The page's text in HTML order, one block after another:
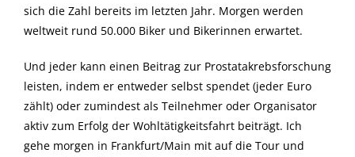
sich die Zahl bereits im letzten Jahr. Morgen werden
weltweit rund 50.000 Biker und Bikerinnen erwartet.
Und jeder kann einen Beitrag zur Prostatakrebsforschung
leisten, indem er entweder selbst spendet (jeder Euro
zählt) oder zumindest als Teilnehmer oder Organisator
aktiv zum Erfolg der Wohltätigkeitsfahrt beiträgt. Ich
gehe morgen in Frankfurt/Main mit auf die Tour und